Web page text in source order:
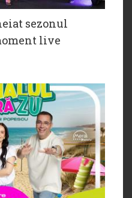
sezonul
live